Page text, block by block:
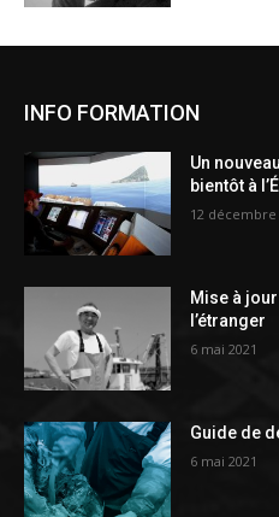
INFO FORMATION
Un
bientôt à
12 décembre
Mise à
l’étranger
6 mai 2021
Guide de
6 mai 2021